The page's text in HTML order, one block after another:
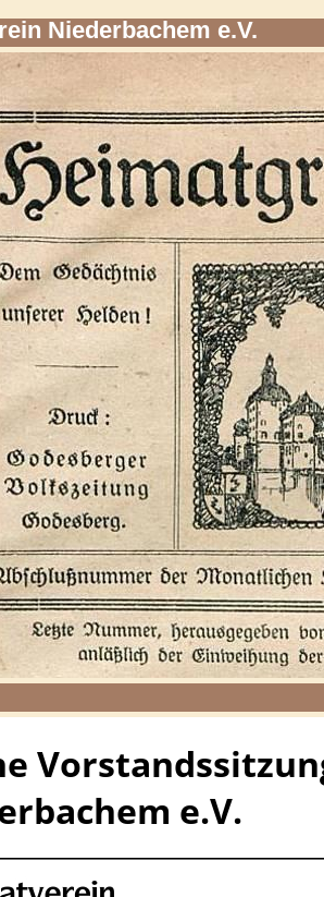
Niederbachem e.V.
e.V.